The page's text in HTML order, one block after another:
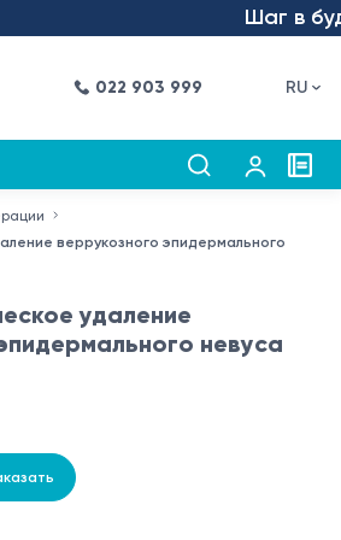
Шаг в
022 903 999 RU
веррукозного эпидермального
удаление
невуса